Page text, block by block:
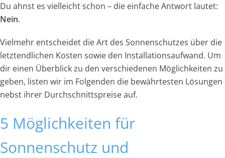
Du ahnst es vielleicht schon – die einfache Antwort lautet:
Nein.
Vielmehr entscheidet die Art des Sonnenschutzes über die
letztendlichen Kosten sowie den Installationsaufwand. Um
dir einen Überblick zu den verschiedenen Möglichkeiten zu
geben, listen wir im Folgenden die bewährtesten Lösungen
nebst ihrer Durchschnittspreise auf.
5 Möglichkeiten für
Sonnenschutz und